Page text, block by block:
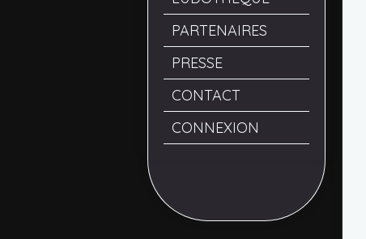
PARTENAIRES
PRESSE
CONTACT
CONNEXION